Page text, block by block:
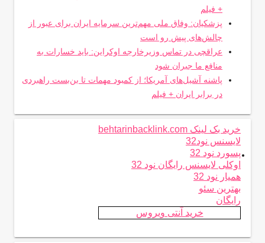
+ فیلم
پزشکیان: وفاق ملی مهم‌ترین سرمایه ایران برای عبور از
چالش‌های پیش رو است
عراقچی در تماس وزیرخارجه اوکراین: باید خسارات به
منافع ما جبران شود
پاشنه آشیل‌های آمریکا؛ از کمبود مهمات تا بن‌بست راهبردی
در برابر ایران + فیلم
.
خرید بک لینک behtarinbacklink.com
لایسنس نود32
پسورد نود 32
اوکلی لایسنس رایگان نود 32
همیار نود 32
بهترین سئو
رایگان
خرید آنتی ویروس